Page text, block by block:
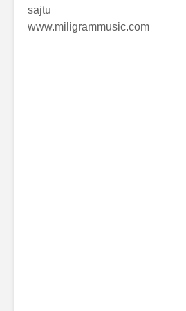
sajtu
www.miligrammusic.com